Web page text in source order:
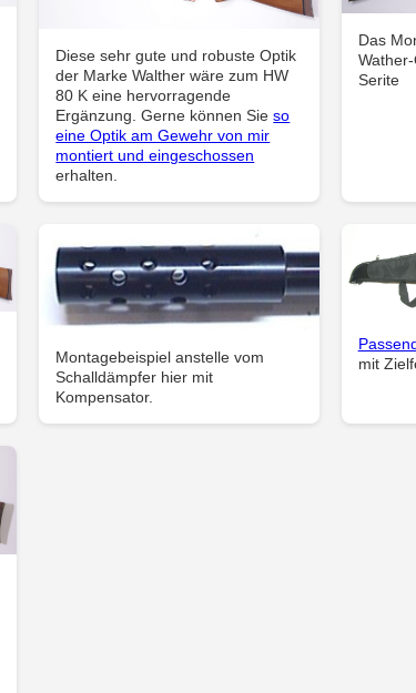
Diese sehr gute und robuste Optik
der Marke Walther wäre zum HW
80 K eine hervorragende
Ergänzung. Gerne können Sieso
eine Optik am Gewehr von mir
montiert und eingeschossen
erhalten.
Das
Serite
Montagebeispiel anstelle vom
Schalldämpfer hier mit
Kompensator.
mit